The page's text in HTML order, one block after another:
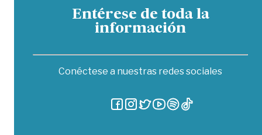
Entérese de toda la
información
Conéctese a nuestras redes sociales